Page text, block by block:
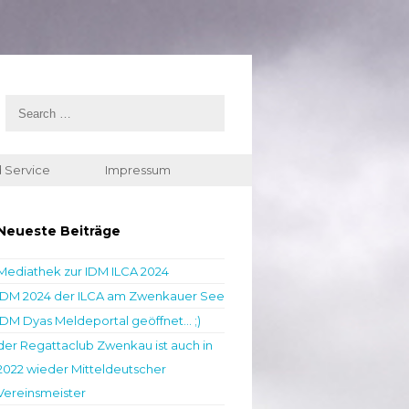
Service Impressum
Beiträge
zur IDM ILCA 2024
2024 der ILCA am Zwenkauer See
Dyas Meldeportal geöffnet… ;)
Regattaclub Zwenkau ist auch in
wieder Mitteldeutscher